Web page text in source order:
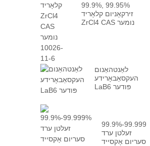
99.9%, 99.95%
זירקאָניום קלאָריד
ZrCl4 CAS נומער
לאַנטהאַנום
העקסאַבאָרידע
LaB6 פּודער
99.9%-99.999%
זעלטן ערד
סעריום אָקסייד